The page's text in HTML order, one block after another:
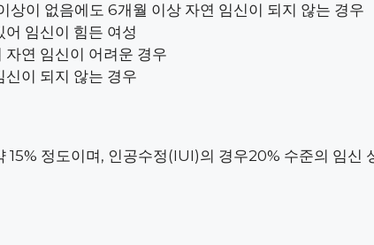
상이 없음에도 6개월 이상 자연 임신이 되지 않는 경우
임신이 힘든 여성
연 임신이 어려운 경우
이 되지 않는 경우
15% 정도이며, 인공수정(IUI)의 경우20% 수준의 임신